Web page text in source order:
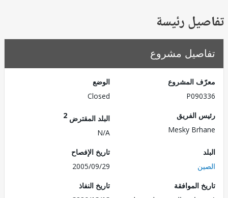
رئيسة
مشروع
المشروع
الفريق
Mesky
البلد المقترض
تاريخ الإفصاح
2005/09/29
الموافقة
تاريخ النفاذ